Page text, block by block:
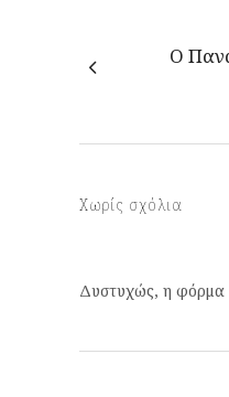
Ο
Χωρίς σχόλια
Δυστυχώς, η φόρμα